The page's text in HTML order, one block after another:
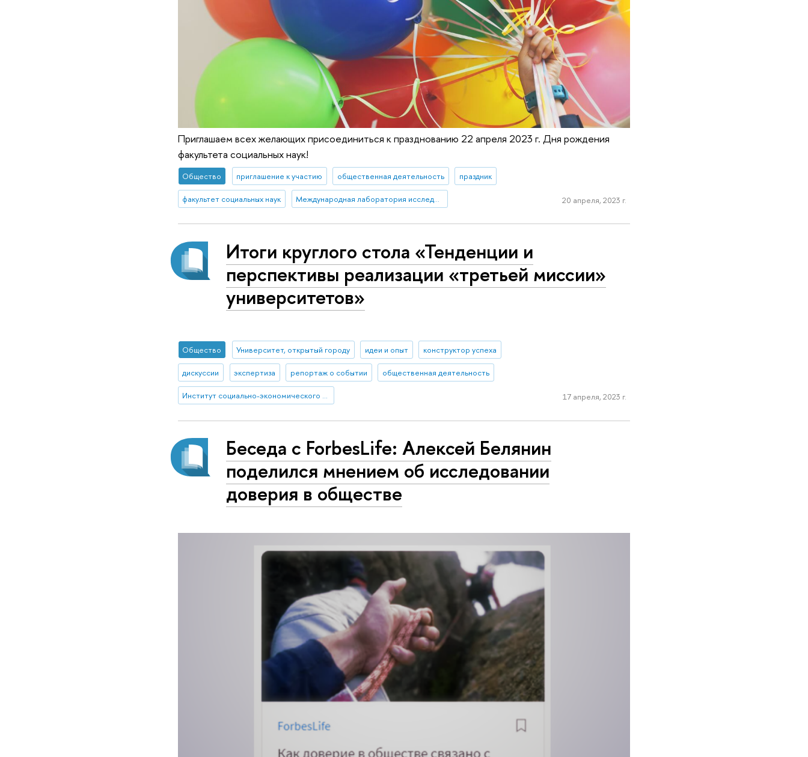
Приглашаем всех желающих присоединиться к празднованию 22 апреля 2023 г. Дня рождения
факультета социальных наук!
Общество приглашение к участию общественная деятельность праздник
факультет социальных наук 20 апреля, 2023 г.
Итоги круглого стола «Тенденции и
перспективы реализации «третьей миссии»
университетов»
Общество Университет, открытый городу идеи и опыт конструктор успеха
дискуссии экспертиза репортаж о событии общественная деятельность
Институт социально-экономического проектирования 17 апреля, 2023 г.
Беседа с ForbesLife: Алексей Белянин
поделился мнением об исследовании
доверия в обществе